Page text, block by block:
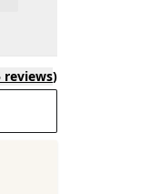
reviews)